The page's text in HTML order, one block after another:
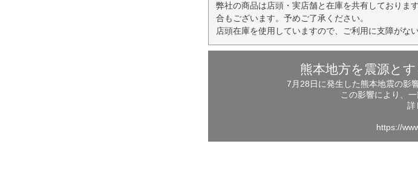
弊社の商品は店頭・実店舗と在庫を共有しておりま
合もございます。予めご了承ください。
店頭在庫を使用していますので、ご利用に支障がな
熊本地方を震源と
7月28日に発生した熊本地震の影
この影響により、
詳
https://